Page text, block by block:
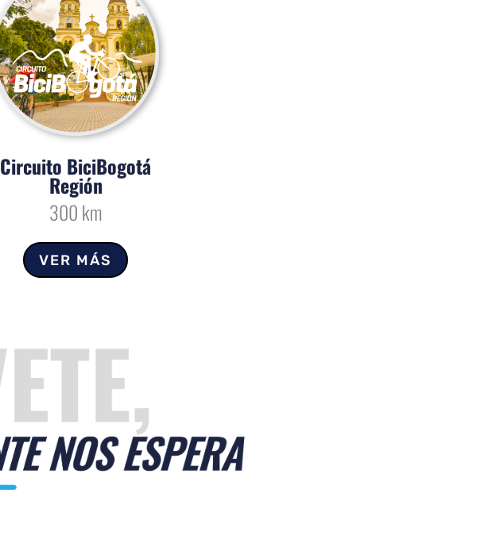
Circuito BiciBogotá
Región
300 km
VER MÁS